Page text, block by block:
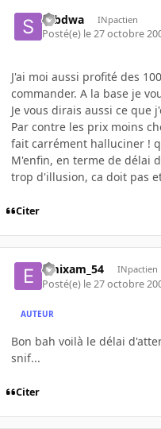
sebdwa INpactien
Posté(e) le 27 octobre
J'ai moi aussi profité des
commander. A la base je
Je vous dirais aussi ce que
Par contre les prix moins
fait carrément halluciner !
M'enfin, en terme de délai
trop d'illusion, ca doit pas
Citer
emixam_54 INpactien
Posté(e) le 27 octobre
AUTEUR
Bon bah voilà le délai
snif...
Citer